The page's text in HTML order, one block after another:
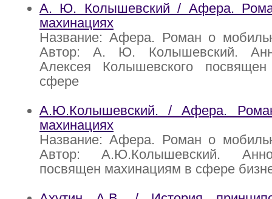
А. Ю. Колышевский / Афера.
махинациях
Название: Афера. Роман о
Автор: А. Ю. Колышевский.
Алексея Колышевского
сфере
А.Ю.Колышевский. / Афера.
махинациях
Название: Афера. Роман о
Автор: А.Ю.Колышевский.
посвящен махинациям в сфере